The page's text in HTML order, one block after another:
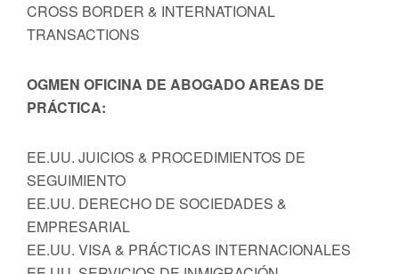
CROSS BORDER & INTERNATIONAL
TRANSACTIONS
OGMEN OFICINA DE ABOGADO AREAS DE
PRÁCTICA:
EE.UU. JUICIOS & PROCEDIMIENTOS DE
SEGUIMIENTO
EE.UU. DERECHO DE SOCIEDADES &
EMPRESARIAL
EE.UU. VISA & PRÁCTICAS INTERNACIONALES